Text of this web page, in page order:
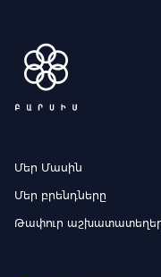
Մեր Մասին
Մեր բրենդները
Թափուր